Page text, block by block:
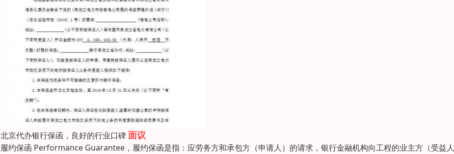
北京代办银行保函，良好的行业口碑面议
履约保函 Performance Guarantee，履约保函是指：应劳务方和承包方（申请人）的请求，银行金融机构向工程的业主方（受益